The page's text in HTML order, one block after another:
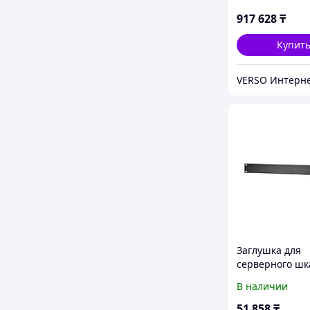
917 628₸
Купить
Заглушка для
серверного
Металлическая
В наличии